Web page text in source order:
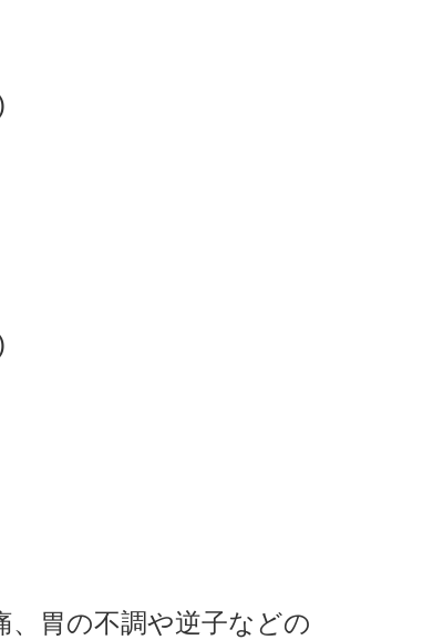
、胃の不調や逆子などの